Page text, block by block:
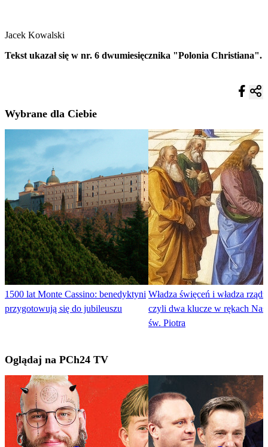
Jacek Kowalski
Tekst ukazał się w nr. 6 dwumiesięcznika "Polonia Christiana".
Wybrane dla Ciebie
1500 lat Monte Cassino: benedyktyni
przygotowują się do jubileuszu
Władza święceń i władza
czyli dwa klucze w rękach
św. Piotra
Oglądaj na PCh24 TV